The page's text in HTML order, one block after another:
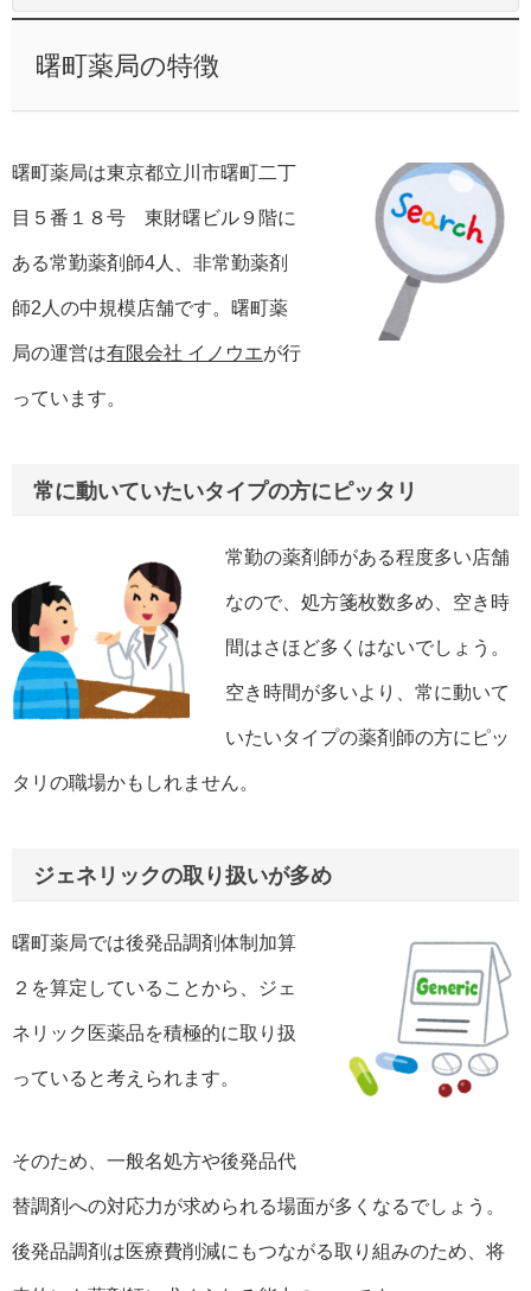
曙町薬局の特徴
曙町薬局は東京都立川市曙町二丁
目５番１８号 東財曙ビル９階に
ある常勤薬剤師4人、非常勤薬剤
師2人の中規模店舗です。曙町薬
局の運営は有限会社 イノウエが行
っています。
常に動いていたいタイプの方にピッタリ
常勤の薬剤師がある程度多い店舗
なので、処方箋枚数多め、空き時
間はさほど多くはないでしょう。
空き時間が多いより、常に動いて
いたいタイプの薬剤師の方にピッ
タリの職場かもしれません。
ジェネリックの取り扱いが多め
曙町薬局では後発品調剤体制加算
２を算定していることから、ジェ
ネリック医薬品を積極的に取り扱
っていると考えられます。
そのため、一般名処方や後発品代
替調剤への対応力が求められる場面が多くなるでしょう。
後発品調剤は医療費削減にもつながる取り組みのため、将